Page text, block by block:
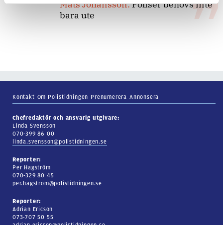
Mats Johansson:Poliser behövs inte
bara ute
Kontakt Om Polistidningen Prenumerera Annonsera
Chefredaktör och ansvarig utgivare:
Linda Svensson
070-399 86 00
linda.svensson@polistidningen.se
Reporter:
Per Hagström
070-329 80 45
per.hagstrom@polistidningen.se
Reporter:
Adrian Ericson
073-707 50 55